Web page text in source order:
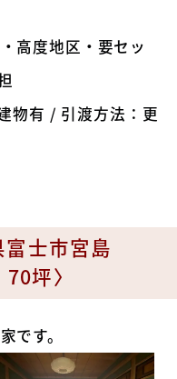
高度地区・要セッ
物有 / 引渡方法：更
士市宮島
坪〉
です。